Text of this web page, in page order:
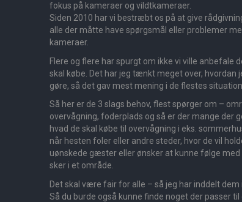
fokus på kameraer og vildtkameraer.
Siden 2010 har vi bestræbt os på at give
alle der måtte have spørgsmål eller problemer
kameraer.
Flere og flere har spurgt om ikke vi ville anbefale
skal købe. Det har jeg tænkt meget over, hvordan
gøre, så det gav mest mening i de flestes situation.
Så her er de 3 slags behov, flest spørger om –
overvågning, foderplads og så er der mange der
hvad de skal købe til overvågning i eks.
når hesten foler eller andre steder, hvor de vil
uønskede gæster eller ønsker at kunne følge med
sker i et område.
Det skal være fair for alle – så jeg har inddelt dem
Så du burde også kunne finde noget der passer til